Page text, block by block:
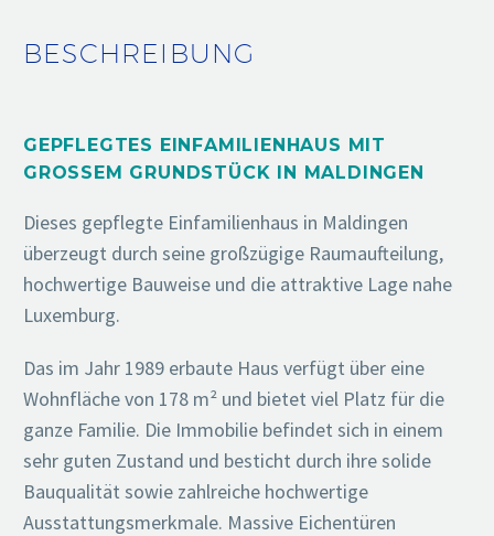
BESCHREIBUNG
GEPFLEGTES EINFAMILIENHAUS MIT
GROSSEM GRUNDSTÜCK IN MALDINGEN
Dieses gepflegte Einfamilienhaus in Maldingen
überzeugt durch seine großzügige Raumaufteilung,
hochwertige Bauweise und die attraktive Lage nahe
Luxemburg.
Das im Jahr 1989 erbaute Haus verfügt über eine
Wohnfläche von 178 m² und bietet viel Platz für die
ganze Familie. Die Immobilie befindet sich in einem
sehr guten Zustand und besticht durch ihre solide
Bauqualität sowie zahlreiche hochwertige
Ausstattungsmerkmale. Massive Eichentüren